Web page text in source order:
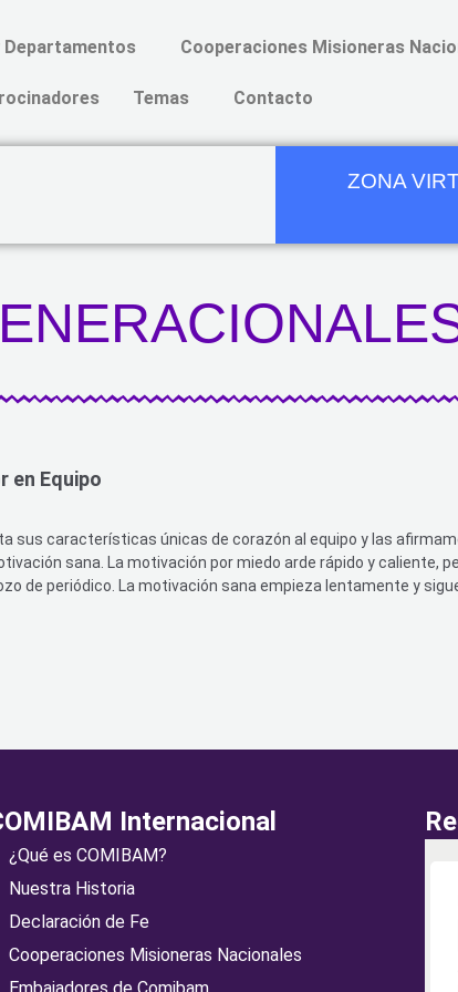
Departamentos Cooperaciones Misioneras
Temas Contacto
ZONA
en Equipo
sus características únicas de corazón al equipo y las
sana. La motivación por miedo arde rápido y caliente,
de periódico. La motivación sana empieza lentamente y
Internacional
¿Qué es COMIBAM?
Nuestra Historia
Declaración de Fe
Cooperaciones Misioneras Nacionales